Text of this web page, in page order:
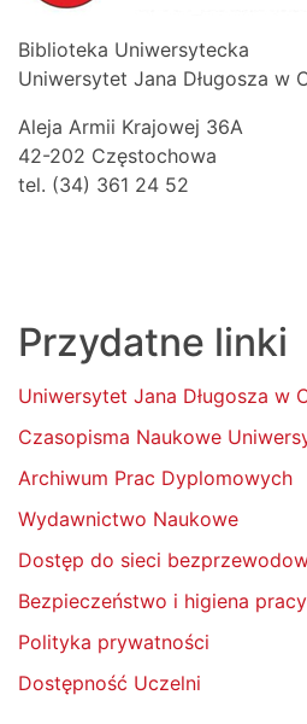
Biblioteka Uniwersytecka
Uniwersytet Jana Długosza w
Aleja Armii Krajowej 36A
42-202 Częstochowa
tel. (34) 361 24 52
Przydatne linki
Uniwersytet Jana Długosza w
Czasopisma Naukowe
Archiwum Prac Dyplomowych
Wydawnictwo Naukowe
Dostęp do sieci
Bezpieczeństwo i higiena pracy
Polityka prywatności
Dostępność Uczelni